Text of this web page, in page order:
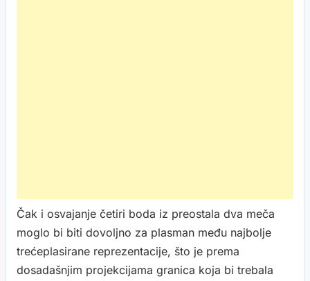
Čak i osvajanje četiri boda iz preostala dva meča
moglo bi biti dovoljno za plasman među najbolje
trećeplasirane reprezentacije, što je prema
dosadašnjim projekcijama granica koja bi trebala